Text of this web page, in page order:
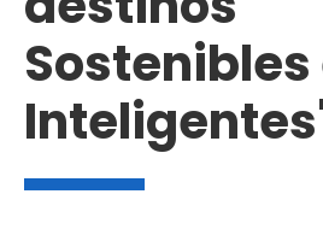
Sostenibles